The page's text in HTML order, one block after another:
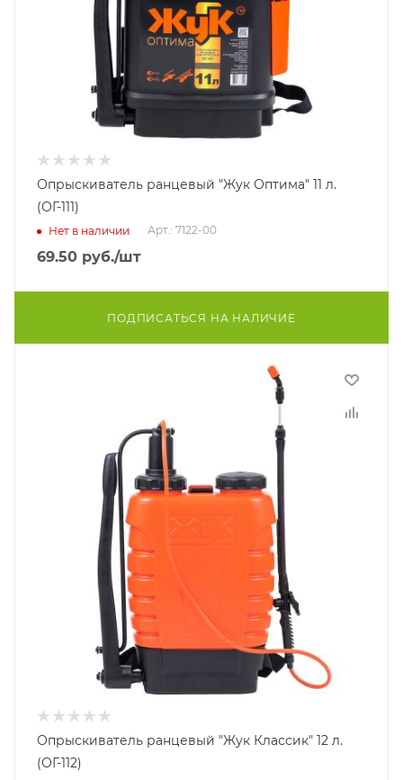
Опрыскиватель ранцевый "Жук Оптима" 11 л.
(ОГ-111)
Нет в наличии Арт.: 7122-00
69.50 руб./шт
ПОДПИСАТЬСЯ НА НАЛИЧИЕ
Опрыскиватель ранцевый "Жук Классик" 12 л.
(ОГ-112)